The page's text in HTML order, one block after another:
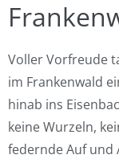
Voller Vorfreude
im Frankenwald
hinab ins
keine Wurzeln,
federnde Auf und